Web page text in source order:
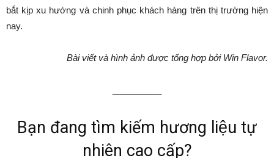
bắt kịp xu hướng và chinh phục khách hàng trên thị trường hiện
nay.
Bài viết và hình ảnh được tổng hợp bởi Win Flavor.
Bạn đang tìm kiếm hương liệu tự
nhiên cao cấp?